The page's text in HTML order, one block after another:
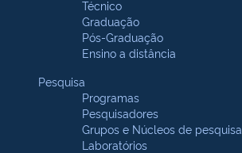
Técnico
Graduação
Pós-Graduação
Ensino a distância
Pesquisa
Programas
Pesquisadores
Grupos e Núcleos de pesquisa
Laboratórios